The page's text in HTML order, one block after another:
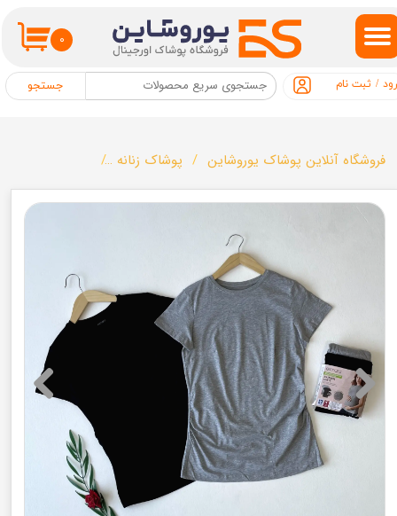
۰
جستجو / ثبت نام
حساب کاربری من
تغییر گذر واژه
خروج از حساب کاربری
فروشگاه آنلاین پوشاک یوروشاین پوشاک زنانه